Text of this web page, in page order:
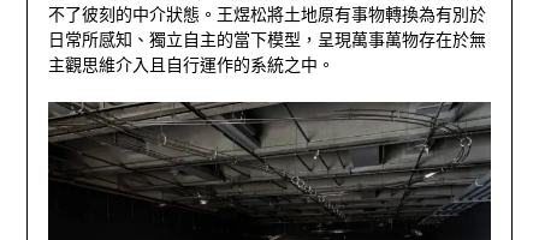
不了彼刻的中介狀態。王煜松將土地原有事物轉換為有別於
日常所感知、獨立自主的當下模型，呈現萬事萬物存在於無
主觀思維介入且自行運作的系統之中。